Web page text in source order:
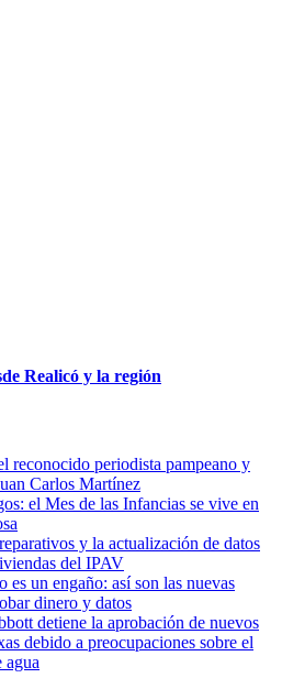
reconocido periodista pampeano y
Carlos Martínez
el Mes de las Infancias se vive en
y la actualización de datos
del IPAV
es un engaño: así son las nuevas
dinero y datos
detiene la aprobación de nuevos
debido a preocupaciones sobre el
agua